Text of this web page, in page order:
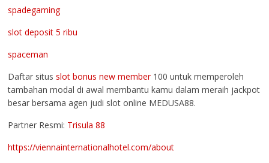
spadegaming
slot deposit 5 ribu
spaceman
Daftar situsslot bonus new member100 untuk memperoleh
tambahan modal di awal membantu kamu dalam meraih jackpot
besar bersama agen judi slot online MEDUSA88.
Partner Resmi: Trisula 88
https://viennainternationalhotel.com/about